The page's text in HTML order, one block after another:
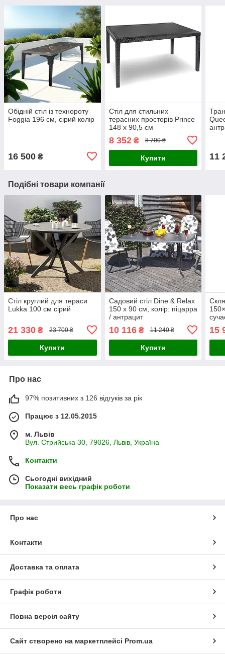
Обідній стіл із технороту
Foggia 196 см, сірий колір
16 500 ₴
Стіл для стильних
терасних просторів Prince
148 x 90,5 см
8 352₴ 8 700 ₴
Купити 11
Подібні товари компанії
Стіл круглий для тераси
Lukka 100 см сірий
21 330 ₴ 23 700 ₴
Купити
Садовий стіл Dine & Relax
150 x 90 см, колір: піцарра
/ антрацит
10 116₴ 11 240 ₴
Купити
15
Про нас
97% позитивних з 126 відгуків за рік
Працює з 12.05.2015
м. Львів
Вул. Стрийська 30, 79026, Львів, Україна
Контакти
Сьогодні вихідний
Показати весь графік роботи
Про нас
Контакти
Доставка та оплата
Графік роботи
Повна версія сайту
Сайт створено на маркетплейсі Prom.ua